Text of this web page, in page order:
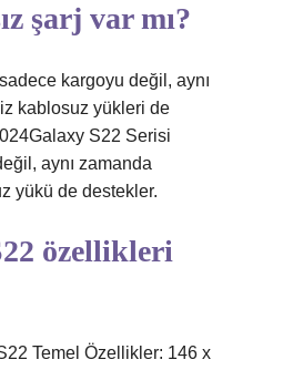
şarj var mı?
kargoyu değil, aynı
kablosuz yükleri de
S22 Serisi
aynı zamanda
yükü de destekler.
özellikleri
Temel Özellikler: 146 x